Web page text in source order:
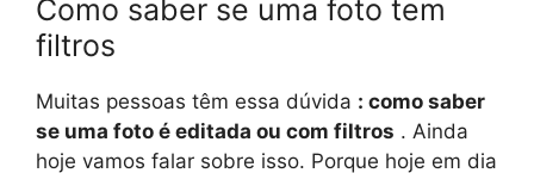
Como saber se uma foto tem
filtros
Muitas pessoas têm essa dúvida : como saber
se uma foto é editada ou com filtros . Ainda
hoje vamos falar sobre isso. Porque hoje em dia